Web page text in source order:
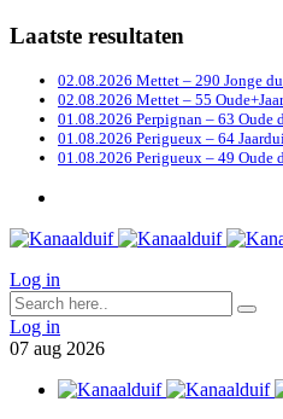
Laatste resultaten
02.08.2026 Mettet – 290 Jonge
02.08.2026 Mettet – 55
01.08.2026 Perpignan – 63 Oude
01.08.2026 Perigueux – 64
01.08.2026 Perigueux – 49 Oude
Log in
Log in
07 aug 2026